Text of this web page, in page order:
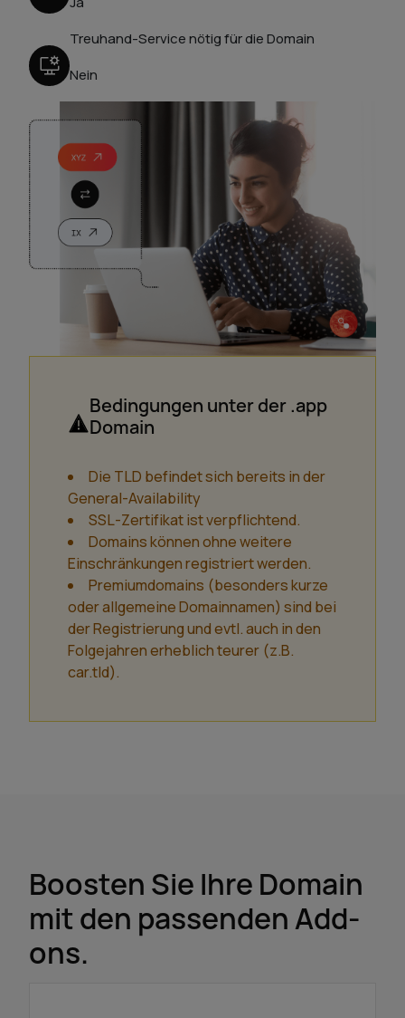
Treuhand-Service nötig für die Domain
Nein
Bedingungen unter der .app
Domain
Die TLD befindet sich bereits in der
General-Availability
SSL-Zertifikat ist verpflichtend.
Domains können ohne weitere
Einschränkungen registriert werden.
Premiumdomains (besonders kurze
oder allgemeine Domainnamen) sind bei
der Registrierung und evtl. auch in den
Folgejahren erheblich teurer (z.B.
car.tld).
Boosten Sie Ihre Domain
mit den passenden Add-
ons.